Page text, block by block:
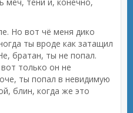
Но вот чё меня дико
ты вроде как затащил
братан, ты не попал.
только он не
ты попал в невидимую
блин, когда же это